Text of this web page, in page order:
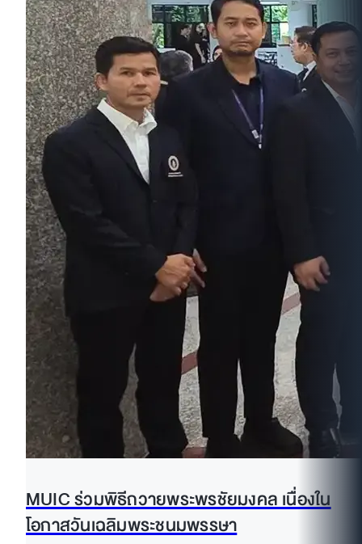
MUIC ร่วมพิธีถวายพระพรชัยมงคล เนื่องใน
โอกาสวันเฉลิมพระชนมพรรษา